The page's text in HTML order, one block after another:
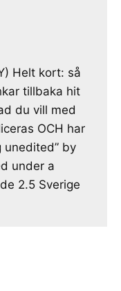
Helt kort: så
tillbaka hit
du vill med
OCH har
unedited” by
under a
2.5 Sverige